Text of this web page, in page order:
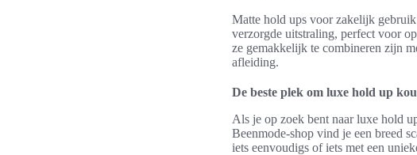
Matte hold ups voor zakelijk
verzorgde uitstraling, perfect voor
ze gemakkelijk te combineren zijn
afleiding.
De beste plek om luxe hold up
Als je op zoek bent naar luxe hold
Beenmode-shop vind je een breed
iets eenvoudigs of iets met een